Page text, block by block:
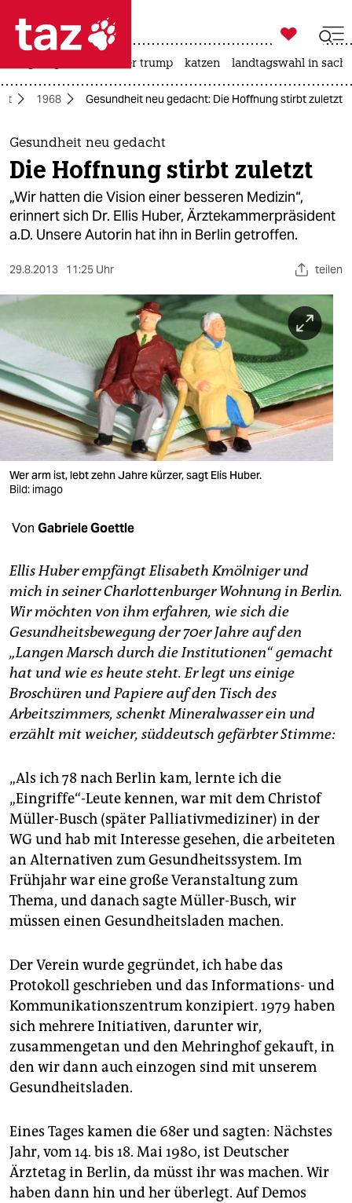
 taz zahl ich
taz zahl ich
themen
politik
öko
sport
berlin
nord
wahrheit
verlag
verlag
veranstaltungen
fragen & hilfe
unterstützen
abo
genossenschaft
epaper login

taz zahl ich
usa unter trump katzen landtagswahl in
1968 Gesundheit neu gedacht: Die Hoffnung stirbt zuletzt
Gesundheit neu gedacht
Die Hoffnung stirbt zuletzt
„Wir hatten die Vision einer besseren Medizin“,
erinnert sich Dr. Ellis Huber, Ärztekammerpräsident
a.D. Unsere Autorin hat ihn in Berlin getroffen.
29.8.2013 11:25 Uhr teilen
Wer arm ist, lebt zehn Jahre kürzer, sagt Elis Huber.
Bild: imago
Von Gabriele Goettle
Ellis Huber empfängt Elisabeth Kmölniger und
mich in seiner Charlottenburger Wohnung in Berlin.
Wir möchten von ihm erfahren, wie sich die
Gesundheitsbewegung der 70er Jahre auf den
„Langen Marsch durch die Institutionen“ gemacht
hat und wie es heute steht. Er legt uns einige
Broschüren und Papiere auf den Tisch des
Arbeitszimmers, schenkt Mineralwasser ein und
erzählt mit weicher, süddeutsch gefärbter Stimme:
„Als ich 78 nach Berlin kam, lernte ich die
„Eingriffe“-Leute kennen, war mit dem Christof
Müller-Busch (später Palliativmediziner) in der
WG und hab mit Interesse gesehen, die arbeiteten
an Alternativen zum Gesundheitssystem. Im
Frühjahr war eine große Veranstaltung zum
Thema, und danach sagte Müller-Busch, wir
müssen einen Gesundheitsladen machen.
Der Verein wurde gegründet, ich habe das
Protokoll geschrieben und das Informations- und
Kommunikationszentrum konzipiert. 1979 haben
sich mehrere Initiativen, darunter wir,
zusammengetan und den Mehringhof gekauft, in
den wir dann auch einzogen sind mit unserem
Gesundheitsladen.
Eines Tages kamen die 68er und sagten: Nächstes
Jahr, vom 14. bis 18. Mai 1980, ist Deutscher
Ärztetag in Berlin, da müsst ihr was machen. Wir
haben dann hin und her überlegt. Auf Demos